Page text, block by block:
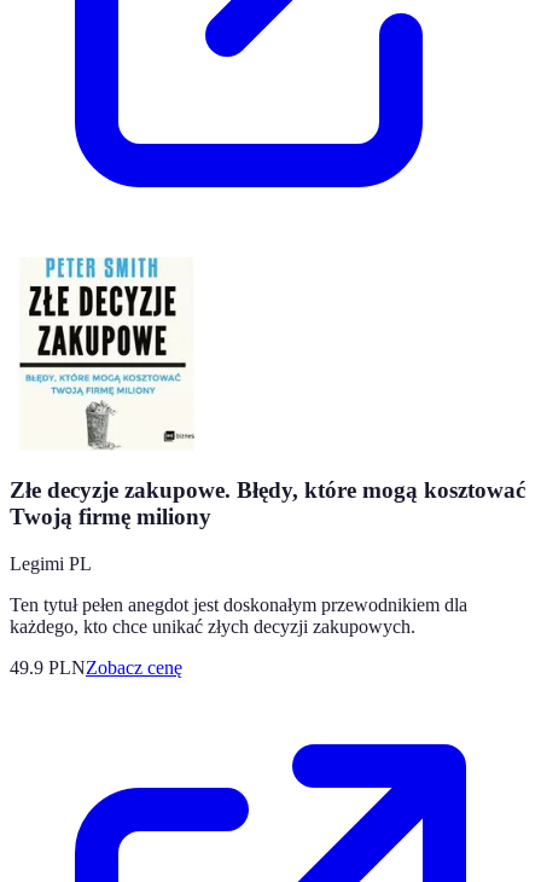
Złe decyzje zakupowe. Błędy, które mogą kosztować
Twoją firmę miliony
Legimi PL
Ten tytuł pełen anegdot jest doskonałym przewodnikiem dla
każdego, kto chce unikać złych decyzji zakupowych.
49.9 PLNZobacz cenę